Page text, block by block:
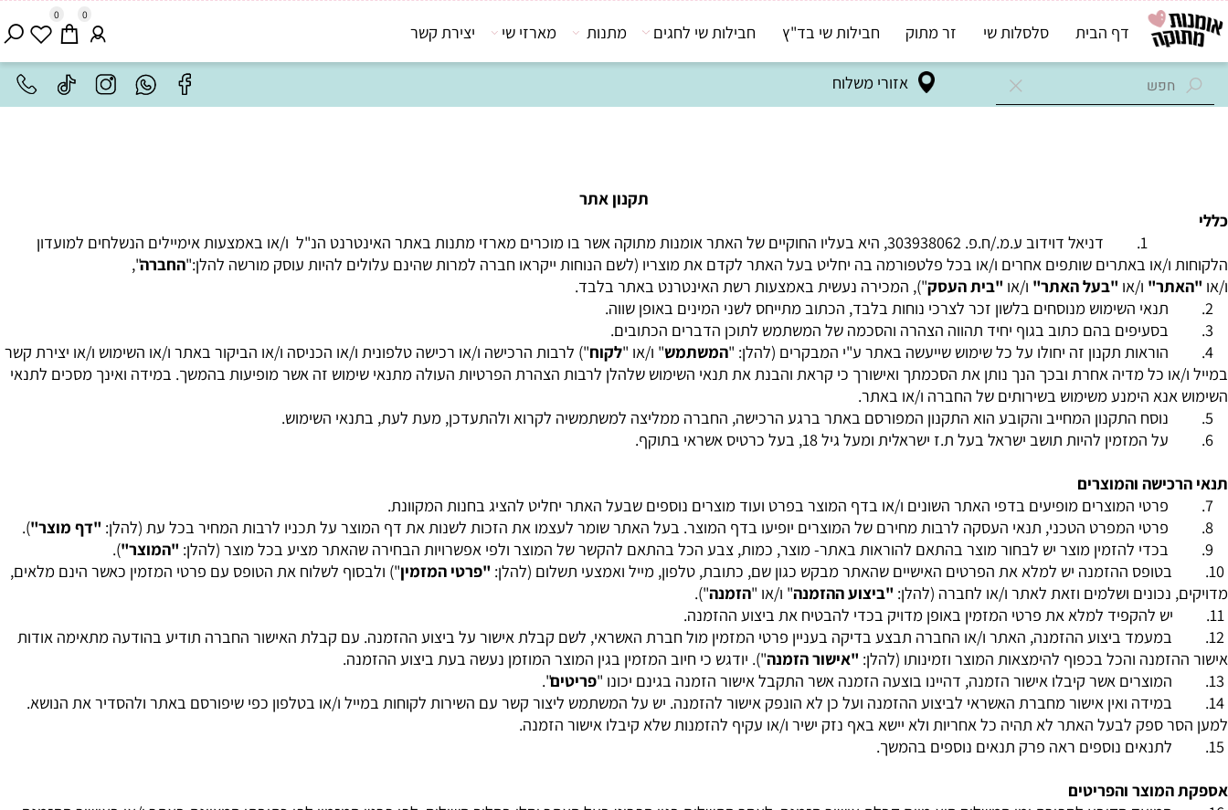
אזורי משלוח
0 0
דף הבית סלסלות שי זר מתוק חבילות שי בד"ץ חבילות שי לחגים מתנות מארזי שי יצירת קשר
תקנון אתר
דניאל דוידוב ע.מ./ח.פ.303938062, היא בעליו החוקיים של האתר אומנות מתוקה אשר בו מוכרים מארזי מתנות באתר האינטרנט הנ"ל ו/או באמצעות אימיילים הנשלחים למועדון
ו/או באתרים שותפים אחרים ו/או בכל פלטפורמה בה יחליט בעל האתר לקדם את מוצריו (לשם הנוחות ייקראו חברה למרות שהינם עלולים להיות עוסק מורשה להלן:"החברה",
ו/או"בעל האתר"ו/או "בית העסק"), המכירה נעשית באמצעות רשת האינטרנט באתר בלבד.
תנאי השימוש מנוסחים בלשון זכר לצרכי נוחות בלבד, הכתוב מתייחס לשני המינים באופן שווה.
בסעיפים בהם כתוב בגוף יחיד תהווה הצהרה והסכמה של המשתמש לתוכן הדברים הכתובים.
הוראות תקנון זה יחולו על כל שימוש שייעשה באתר ע"י המבקרים (להלן: "המשתמש" ו/או "לקוח") לרבות הרכישה ו/או רכישה טלפונית ו/או הכניסה ו/או הביקור באתר ו/או השימוש ו/או יצירת קשר
כל מדיה אחרת ובכך הנך נותן את הסכמתך ואישורך כי קראת והבנת את תנאי השימוש שלהלן לרבות הצהרת הפרטיות העולה מתנאי שימוש זה אשר מופיעות בהמשך. במידה ואינך מסכים לתנאי
הימנע משימוש בשירותים של החברה ו/או באתר.
נוסח התקנון המחייב והקובע הוא התקנון המפורסם באתר ברגע הרכישה, החברה ממליצה למשתמשיה לקרוא ולהתעדכן, מעת לעת, בתנאי השימוש.
והמוצרים
פרטי המוצרים מופיעים בדפי האתר השונים ו/או בדף המוצר בפרט ועוד מוצרים נוספים שבעל האתר יחליט להציג בחנות המקוונת.
פרטי המפרט הטכני, תנאי העסקה לרבות מחירם של המוצרים יופיעו בדף המוצר. בעל האתר שומר לעצמו את הזכות לשנות את דף המוצר על תכניו לרבות המחיר בכל עת (להלן:
בכדי להזמין מוצר יש לבחור מוצר בהתאם להוראות באתר- מוצר, כמות, צבע הכל בהתאם להקשר של המוצר ולפי אפשרויות הבחירה שהאתר מציע בכל מוצר (להלן:"המוצר" ).
בטופס ההזמנה יש למלא את הפרטים האישיים שהאתר מבקש כגון שם, כתובת, טלפון, מייל ואמצעי תשלום (להלן:
נכונים ושלמים וזאת לאתר ו/או לחברה (להלן:"ביצוע ההזמנה" ו/או "הזמנה").
יש להקפיד למלא את פרטי המזמין באופן מדויק בכדי להבטיח את ביצוע ההזמנה.
במעמד ביצוע ההזמנה, האתר ו/או החברה תבצע בדיקה בעניין פרטי המזמין מול חברת האשראי, לשם קבלת אישור על ביצוע ההזמנה. עם קבלת האישור החברה תודיע בהודעה מתאימה אודות
והכל בכפוף להימצאות המוצר וזמינותו (להלן:"אישור הזמנה"). יודגש כי חיוב המזמין בגין המוצר המוזמן נעשה בעת ביצוע ההזמנה.
המוצרים אשר קיבלו אישור הזמנה, דהיינו בוצעה הזמנה אשר התקבל אישור הזמנה בגינם יכונו "פריטים".
במידה ואין אישור מחברת האשראי לביצוע ההזמנה ועל כן לא הונפק אישור להזמנה. יש על המשתמש ליצור קשר עם השירות לקוחות במייל ו/או בטלפון כפי שיפורסם באתר ולהסדיר את הנושא.
ספק לבעל האתר לא תהיה כל אחריות ולא יישא באף נזק ישיר ו/או עקיף להזמנות שלא קיבלו אישור הזמנה.